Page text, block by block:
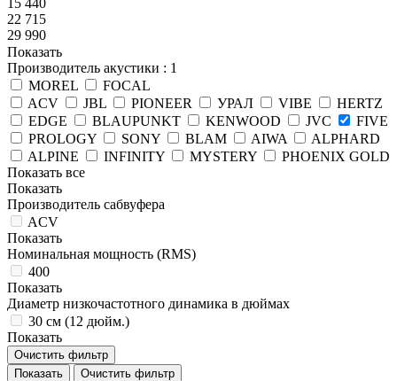
22 715
29 990
Показать
Производитель акустики : 1
MOREL
FOCAL
ACV
JBL PIONEER УРАЛ VIBE
HERTZ
EDGE
BLAUPUNKT KENWOOD JVC
FIVE
PROLOGY
SONY BLAM AIWA
ALPHARD
ALPINE
INFINITY MYSTERY
PHOENIX GOLD
Показать все
Показать
Производитель сабвуфера
ACV
Показать
Номинальная мощность (RMS)
400
Показать
Диаметр низкочастотного динамика в дюймах
30 см (12 дюйм.)
Показать
Очистить фильтр
Показать
Очистить фильтр